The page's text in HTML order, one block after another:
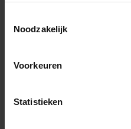
Noodzakelijk
Voorkeuren
Statistieken
Ben je tevreden